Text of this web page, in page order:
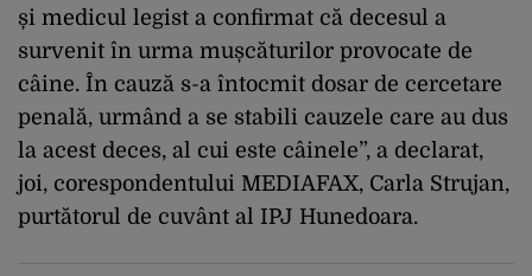
și medicul legist a confirmat că decesul a
survenit în urma mușcăturilor provocate de
câine. În cauză s-a întocmit dosar de cercetare
penală, urmând a se stabili cauzele care au dus
la acest deces, al cui este câinele”, a declarat,
joi, corespondentului MEDIAFAX, Carla Strujan,
purtătorul de cuvânt al IPJ Hunedoara.